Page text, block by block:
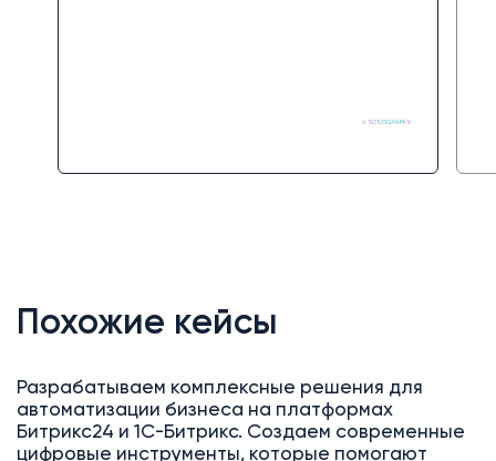
порекомендовать компанию для
Похожие кейсы
Разрабатываем комплексные решения для
автоматизации бизнеса на платформах
Битрикс24 и 1С-Битрикс. Создаем современные
цифровые инструменты, которые помогают